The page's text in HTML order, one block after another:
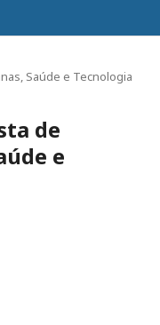
Saúde e Tecnologia
de
e